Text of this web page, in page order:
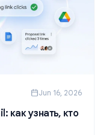
Jun 16, 2026
как узнать, кто